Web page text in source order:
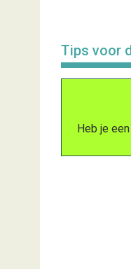
Tips voor
Heb je